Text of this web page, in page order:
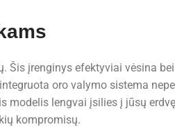
Šis įrenginys efektyviai vėsina
oro valymo sistema
modelis lengvai įsilies į jūsų
kompromisų.